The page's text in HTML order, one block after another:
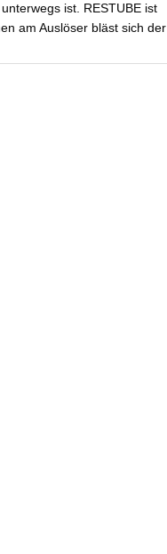
ist. RESTUBE ist
am Auslöser bläst sich der